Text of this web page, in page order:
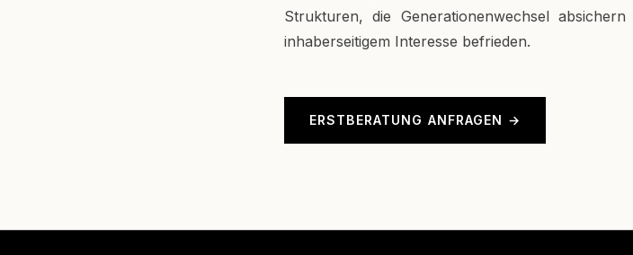
Strukturen, die Generationenwechsel
inhaberseitigem Interesse befrieden.
ERSTBERATUNG ANFRAGEN →